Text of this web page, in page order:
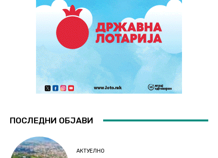
ПОСЛЕДНИ ОБЈАВИ
АКТУЕЛНО